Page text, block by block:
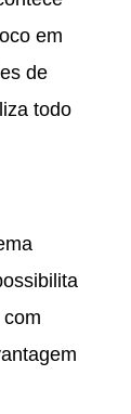
em
de
todo